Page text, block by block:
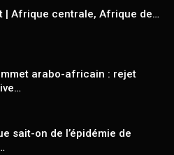
| Afrique centrale, Afrique de…
arabo-africain : rejet
sait-on de l’épidémie de